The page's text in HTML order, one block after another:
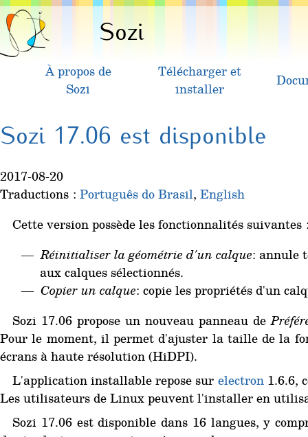
Sozi
À propos de
Sozi
Télécharger et
installer
Sozi 17.06 est disponible
2017-08-20
Traductions : Português do Brasil, English
Cette version possède les fonctionnalités suivantes
Réinitialiser la géométrie d'un calque: annule
aux calques sélectionnés.
Copier un calque: copie les propriétés d'un
Sozi 17.06 propose un nouveau panneau de
Pour le moment, il permet d'ajuster la taille de la
écrans à haute résolution (HiDPI).
L'application installable repose sur electron1.6.6,
Les utilisateurs de Linux peuvent l'installer en
Sozi 17.06 est disponible dans 16 langues, y